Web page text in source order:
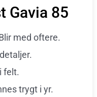
Gavia 85
med oftere.
felt.
trygt i yr.